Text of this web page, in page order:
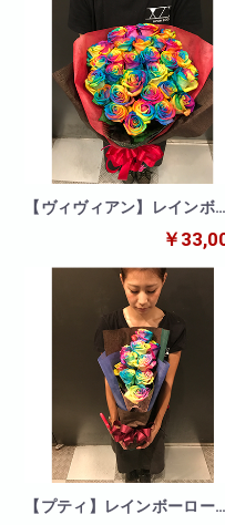
【ヴィヴィアン】レインボー
￥
【プティ】レインボーローズ